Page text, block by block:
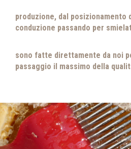
Tutte le
produzione, dal posizionamento
conduzione passando per
sono fatte direttamente da noi
passaggio il massimo della